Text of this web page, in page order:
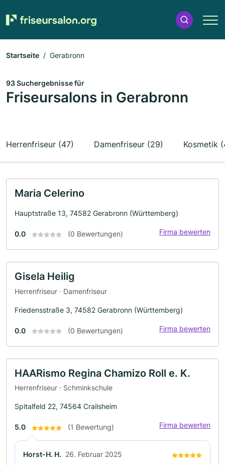
Startseite Gerabronn
93 Suchergebnisse für
Friseursalons in Gerabronn
Herrenfriseur (47) Damenfriseur (29) Kosmetik
Maria Celerino
Hauptstraße 13, 74582 Gerabronn (Württemberg)
0.0 (0 Bewertungen) Firma bewerten
Gisela Heilig
Herrenfriseur · Damenfriseur
Friedensstraße 3, 74582 Gerabronn (Württemberg)
0.0 (0 Bewertungen) Firma bewerten
HAARismo Regina Chamizo Roll e. K.
Herrenfriseur · Schminkschule
Spitalfeld 22, 74564 Crailsheim
5.0 (1 Bewertung) Firma bewerten
Horst-H. H. 26. Februar 2025